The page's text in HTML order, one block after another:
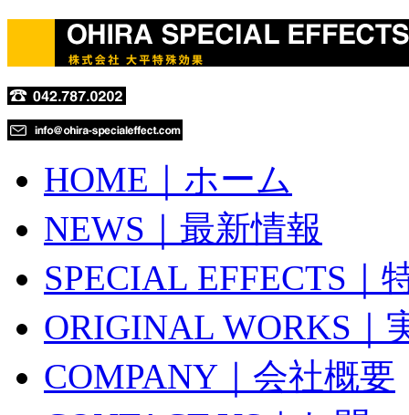
HOME｜ホーム
NEWS｜最新情報
SPECIAL EFFECTS｜
ORIGINAL WORKS｜
COMPANY｜会社概要